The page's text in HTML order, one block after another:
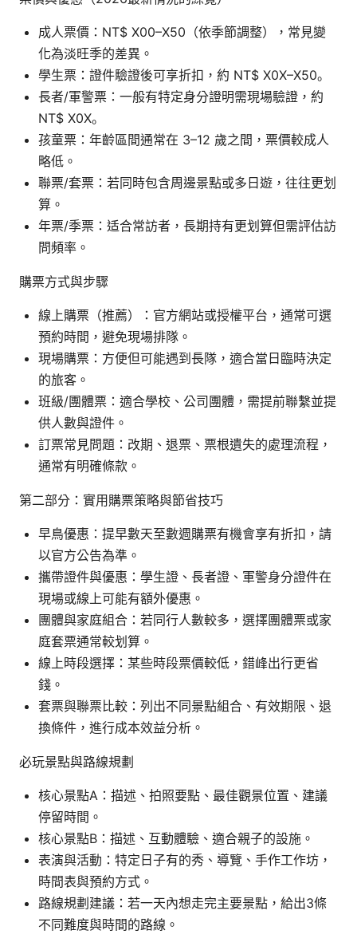
成人票價：NT$ X00–X50（依季節調整），常見變
化為淡旺季的差異。
學生票：證件驗證後可享折扣，約 NT$ X0X–X50。
長者/軍警票：一般有特定身分證明需現場驗證，約
NT$ X0X。
孩童票：年齡區間通常在 3–12 歲之間，票價較成人
略低。
聯票/套票：若同時包含周邊景點或多日遊，往往更划
算。
年票/季票：适合常訪者，長期持有更划算但需評估訪
問頻率。
購票方式與步驟
線上購票（推薦）：官方網站或授權平台，通常可選
預約時間，避免現場排隊。
現場購票：方便但可能遇到長隊，適合當日臨時決定
的旅客。
班級/團體票：適合學校、公司團體，需提前聯繫並提
供人數與證件。
訂票常見問題：改期、退票、票根遺失的處理流程，
通常有明確條款。
第二部分：實用購票策略與節省技巧
早鳥優惠：提早數天至數週購票有機會享有折扣，請
以官方公告為準。
攜帶證件與優惠：學生證、長者證、軍警身分證件在
現場或線上可能有額外優惠。
團體與家庭組合：若同行人數較多，選擇團體票或家
庭套票通常較划算。
線上時段選擇：某些時段票價較低，錯峰出行更省
錢。
套票與聯票比較：列出不同景點組合、有效期限、退
換條件，進行成本效益分析。
必玩景點與路線規劃
核心景點A：描述、拍照要點、最佳觀景位置、建議
停留時間。
核心景點B：描述、互動體驗、適合親子的設施。
表演與活動：特定日子有的秀、導覽、手作工作坊，
時間表與預約方式。
路線規劃建議：若一天內想走完主要景點，給出3條
不同難度與時間的路線。